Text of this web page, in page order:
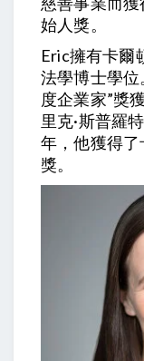
始人獎。
Eric擁有卡爾
法學博士學
度企業家”獎
里克·斯普羅
年，他獲得
獎。